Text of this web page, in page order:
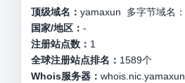
顶级域名： yamaxun 多字节域名：
国家/地区： -
注册站点数： 1
全球注册站点排名： 1589个
Whois服务器： whois.nic.yamaxun